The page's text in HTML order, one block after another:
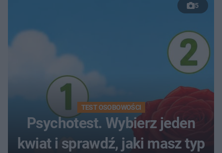
5
TEST OSOBOWOŚCI
Psychotest. Wybierz jeden
kwiat i sprawdź, jaki masz typ